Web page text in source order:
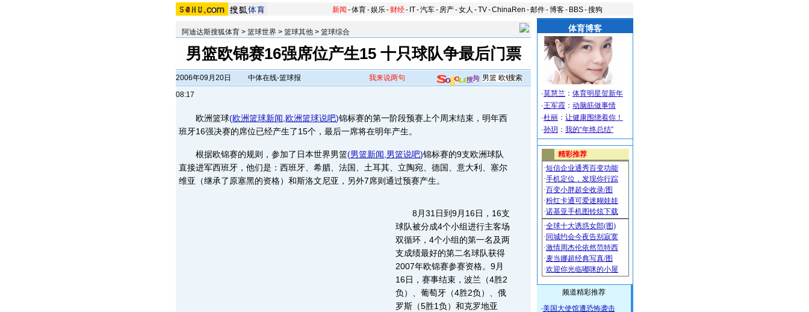
新闻 -体育-娱乐- 财经- IT-汽车- 房产-女人 -TV-ChinaRen -邮件-博客- BBS-搜狗
阿迪达斯搜狐体育 > 篮球世界 > 篮球其他 > 篮球综合
男篮欧锦赛16强席位产生15 十只球队争最后门票
2006年09月20日
08:17
中体在线-篮球报 我来说两句
欧洲篮球(欧洲篮球新闻 欧洲篮球说吧)锦标赛的第一阶段预赛上个周末结束，明年西
班牙16强决赛的席位已经产生了15个，最后一席将在明年产生。
根据欧锦赛的规则，参加了日本世界男篮(男篮新闻 男篮说吧)锦标赛的9支欧洲球队
直接进军西班牙，他们是：西班牙、希腊、法国、土耳其、立陶宛、德国、意大利、塞尔
维亚（继承了原塞黑的资格）和斯洛文尼亚，另外7席则通过预赛产生。
8月31日到9月16日，16支
球队被分成4个小组进行主客场
双循环，4个小组的第一名及两
支成绩最好的第二名球队获得
2007年欧锦赛参赛资格。9月
16日，赛事结束，波兰（4胜2
负）、葡萄牙（4胜2负）、俄
罗斯（5胜1负）和克罗地亚
体育博客
·莫慧兰 ： 体育明星贺新年
·王军霞 ： 动脑筋做事情
·杜丽 ： 让健康围绕着你！
·孙玥 ： 我的“年终总结”
频道精彩推荐
·美国大使馆遭恐怖袭击